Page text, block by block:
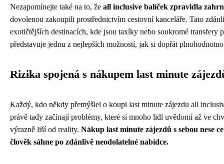
Nezapomínejte také na to, že all inclusive balíček zpravidla
dovolenou zakoupili prostřednictvím cestovní kanceláře. Tato
exotičtějších destinacích, kde jsou taxíky nebo soukromé transfery
představuje jednu z nejlepších možností, jak si dopřát
Rizika spojená s nákupem last minute
Každý, kdo někdy přemýšlel o koupi last minute zájezdu all
právě tady začínají problémy, které si mnoho lidí uvědomí až ve
výrazně liší od reality. Nákup last minute zájezdů s sebou nese
člověk sáhne po zdánlivě neodolatelné nabídce.